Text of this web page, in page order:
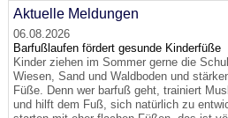
Aktuelle Meldungen
06.08.2026
Barfußlaufen fördert gesunde Kinderfüße
Kinder ziehen im Sommer gerne die
Wiesen, Sand und Waldboden und
Füße. Denn wer barfuß geht, trainiert
und hilft dem Fuß, sich natürlich zu